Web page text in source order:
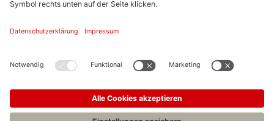
Impressum
Stellenangebote C.H.BECK